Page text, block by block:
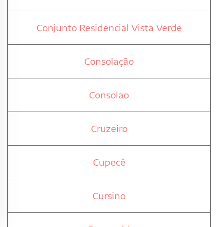
Conjunto Residencial Vista Verde
Consolação
Consolao
Cruzeiro
Cupecê
Cursino